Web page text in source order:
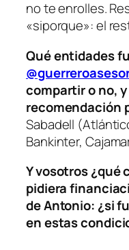
no te enrolles.
«siporque»: el
Qué entidades
compartir o no,
recomendación
Sabadell
Bankinter,
Y vosotros ¿qué
pidiera
de Antonio: ¿si
en estas